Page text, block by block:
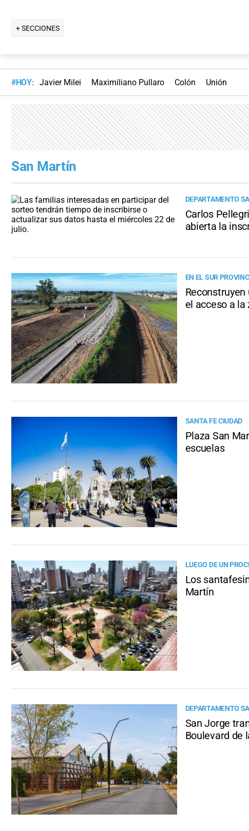
+ SECCIONES
#HOY: Javier Milei Maximiliano Pullaro Colón Unión
San Martín
DEPARTAMENTO
Carlos
abierta la
EN EL SUR
el acceso a
SANTA FE CIUDAD
Plaza San
escuelas
LUEGO DE UN
Los
Martín
DEPARTAMENTO
San Jorge
Boulevard de